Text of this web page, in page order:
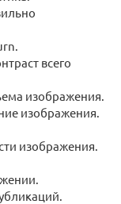
всего
изображения.
изображения.
изображения.